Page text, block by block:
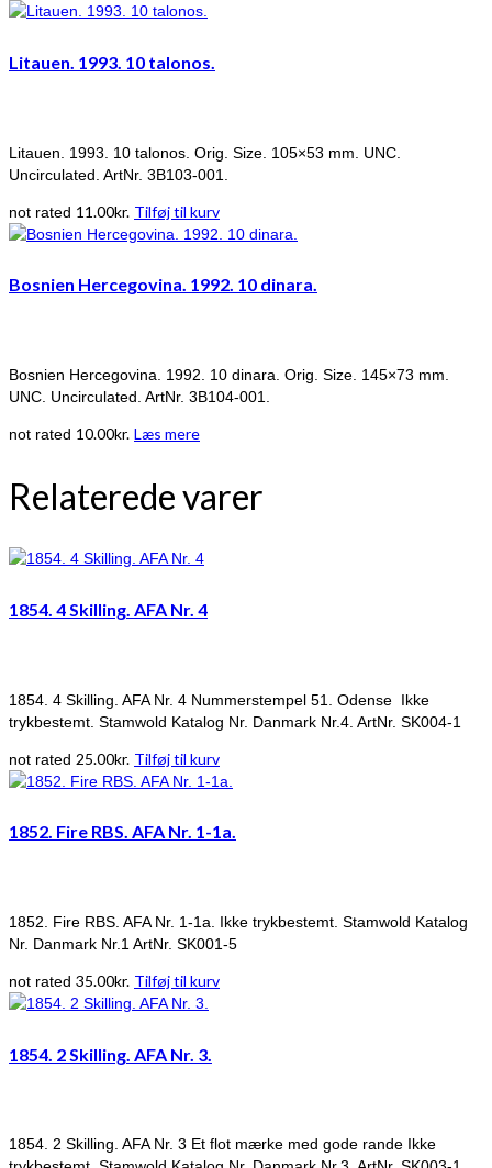
Litauen. 1993. 10 talonos.
Litauen. 1993. 10 talonos. Orig. Size. 105×53 mm. UNC.
Uncirculated. ArtNr. 3B103-001.
not rated 11.00kr. Tilføj til kurv
Bosnien Hercegovina. 1992. 10 dinara.
Bosnien Hercegovina. 1992. 10 dinara. Orig. Size. 145×73 mm.
UNC. Uncirculated. ArtNr. 3B104-001.
not rated 10.00kr. Læs mere
Relaterede varer
1854. 4 Skilling. AFA Nr. 4
1854. 4 Skilling. AFA Nr. 4 Nummerstempel 51. Odense Ikke
trykbestemt. Stamwold Katalog Nr. Danmark Nr.4. ArtNr. SK004-1
not rated 25.00kr. Tilføj til kurv
1852. Fire RBS. AFA Nr. 1-1a.
1852. Fire RBS. AFA Nr. 1-1a. Ikke trykbestemt. Stamwold Katalog
Nr. Danmark Nr.1 ArtNr. SK001-5
not rated 35.00kr. Tilføj til kurv
1854. 2 Skilling. AFA Nr. 3.
1854. 2 Skilling. AFA Nr. 3 Et flot mærke med gode rande Ikke